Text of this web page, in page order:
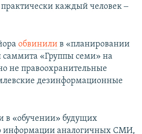
каждый человек ‒
обвинили в «планировании
саммита «Группы семи» на
не правоохранительные
дезинформационные
в «обучении» будущих
информации аналогичных СМИ,